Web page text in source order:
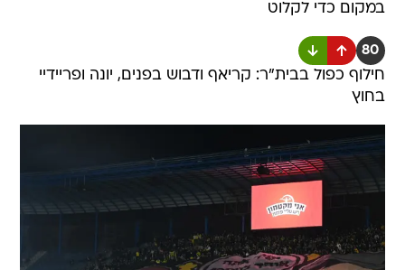
במקום כדי לקלוט
80
חילוף כפול בבית"ר: קריאף ודבוש בפנים, יונה ופריידיי
בחוץ